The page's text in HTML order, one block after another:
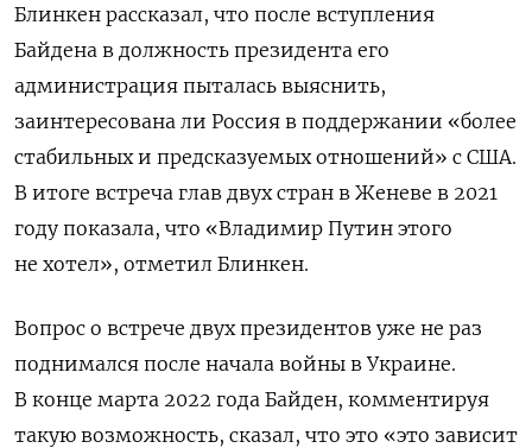
Блинкен рассказал, что после вступления
Байдена в должность президента его
администрация пыталась выяснить,
заинтересована ли Россия в поддержании «более
стабильных и предсказуемых отношений» с США.
В итоге встреча глав двух стран в Женеве в 2021
году показала, что «Владимир Путин этого
не хотел», отметил Блинкен.
Вопрос о встрече двух президентов уже не раз
поднимался после начала войны в Украине.
В конце марта 2022 года Байден, комментируя
такую возможность, сказал, что это «это зависит